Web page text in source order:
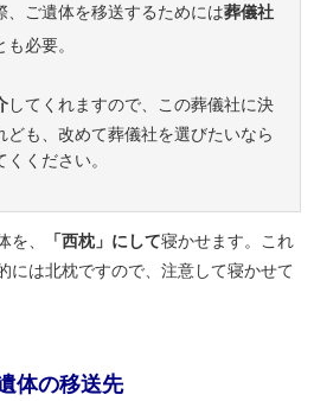
、ご遺体を移送するためには葬儀社
も必要。
してくれますので、この葬儀社に決
も、改めて葬儀社を選びたいなら
ください。
を、 「西枕」にして寝かせます。これ
には北枕ですので、注意して寝かせて
体の移送先